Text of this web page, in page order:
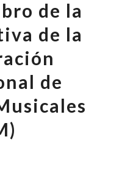
de la
de la
de